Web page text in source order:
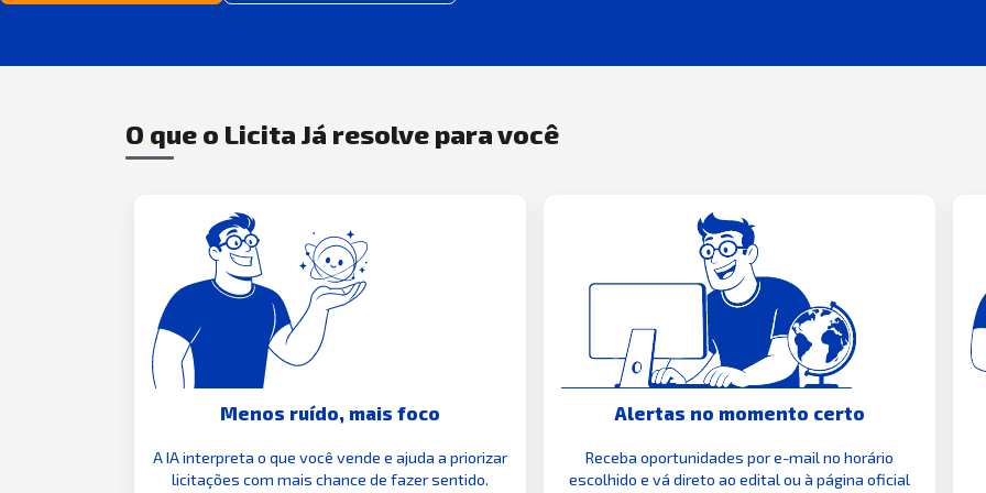
O que o Licita Já resolve para você
Menos ruído, mais foco
A IA interpreta o que você vende e ajuda a priorizar
licitações com mais chance de fazer sentido.
Alertas no momento certo
Receba oportunidades por e-mail no horário
escolhido e vá direto ao edital ou à página oficial